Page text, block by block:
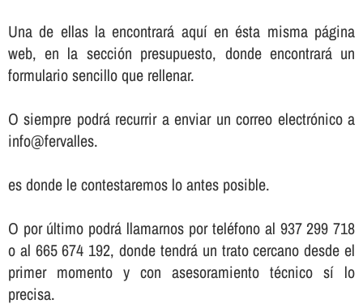
Una de ellas la encontrará aquí­ en ésta misma página
web, en la sección presupuesto, donde encontrará un
formulario sencillo que rellenar.
O siempre podrá recurrir a enviar un correo electrónico a
info@fervalles.
es donde le contestaremos lo antes posible.
O por último podrá llamarnos por teléfono al 937 299 718
o al 665 674 192, donde tendrá un trato cercano desde el
primer momento y con asesoramiento técnico sí­ lo
precisa.